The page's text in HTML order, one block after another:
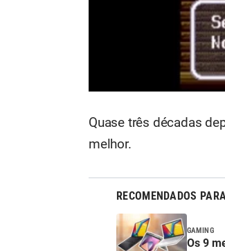
Quase três décadas
melhor.
RECOMENDADOS
GAMING
Os 9